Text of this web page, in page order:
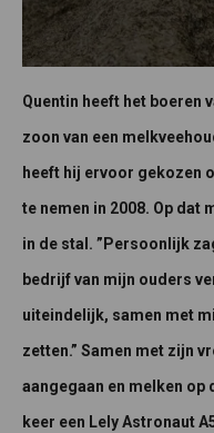
Quentin heeft het boeren
zoon van een
heeft hij ervoor gekozen
te nemen in 2008. Op dat
in de stal. ”Persoonlijk
bedrijf van mijn ouders
uiteindelijk, samen met
zetten.” Samen met zijn
aangegaan en melken op
keer een Lely Astronaut